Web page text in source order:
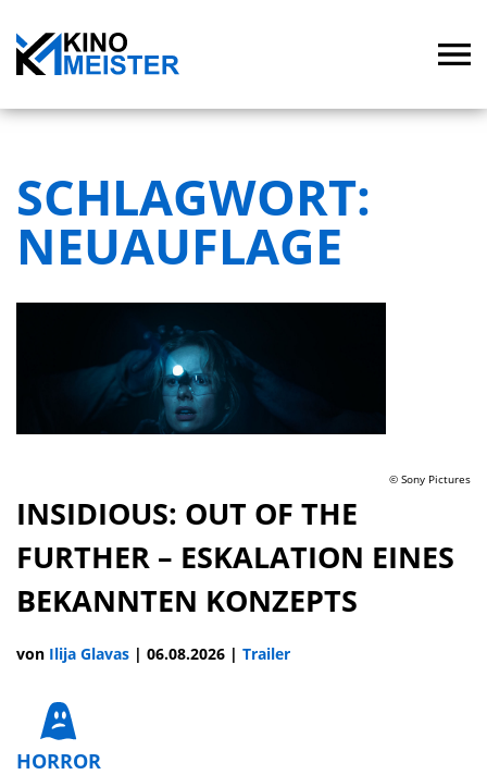
SCHLAGWORT:
NEUAUFLAGE
© Sony Pictures
INSIDIOUS: OUT OF THE
FURTHER – ESKALATION EINES
BEKANNTEN KONZEPTS
von Ilija Glavas | 06.08.2026 | Trailer
HORROR